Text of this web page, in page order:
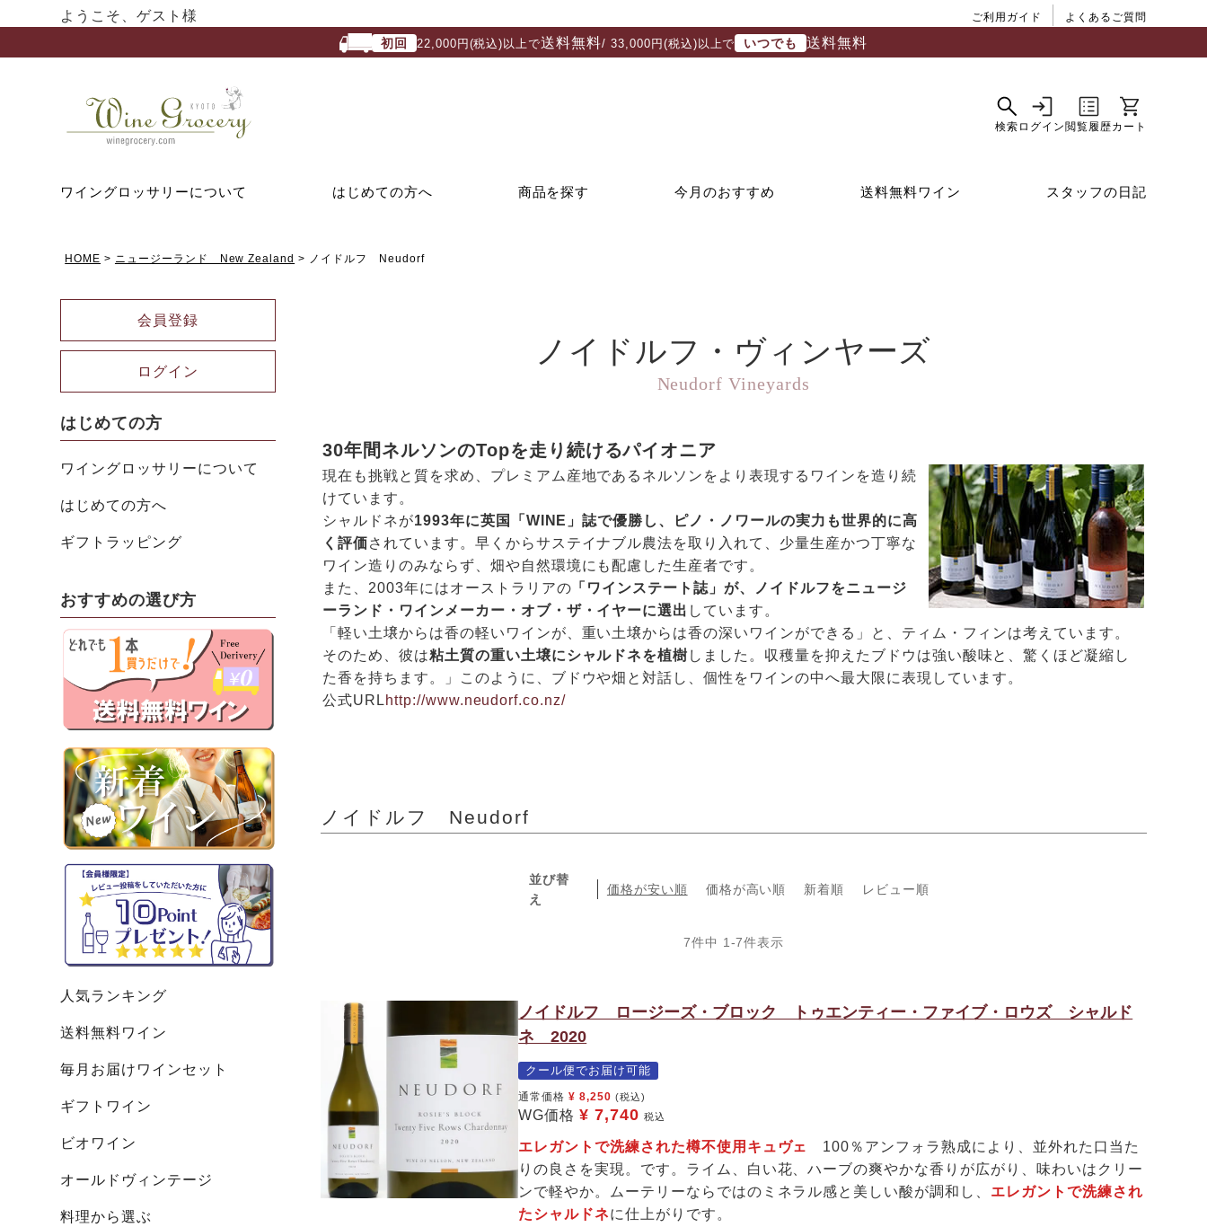
ようこそ、ゲスト様 ご利用ガイド よくあるご質問
初回 22,000円(税込)以上で送料無料/ 33,000円(税込)以上で いつでも 送料無料
ワイングロッサリーについて はじめての方へ 商品を探す 今月のおすすめ 送料無料ワイン スタッフの日記
HOME ニュージーランド New Zealand ノイドルフ Neudorf
会員登録
ログイン
はじめての方
ワイングロッサリーについて
はじめての方へ
ギフトラッピング
おすすめの選び方
人気ランキング
送料無料ワイン
毎月お届けワインセット
ギフトワイン
ビオワイン
オールドヴィンテージ
料理から選ぶ
ノイドルフ・ヴィンヤーズ
Neudorf Vineyards
30年間ネルソンのTopを走り続けるパイオニア
現在も挑戦と質を求め、プレミアム産地であるネルソンをより表現するワインを造り続
けています。
シャルドネが1993年に英国「WINE」誌で優勝し、ピノ・ノワールの実力も世界的に高
く評価されています。早くからサステイナブル農法を取り入れて、少量生産かつ丁寧な
ワイン造りのみならず、畑や自然環境にも配慮した生産者です。
また、2003年にはオーストラリアの 「ワインステート誌」が、ノイドルフをニュージ
ーランド・ワインメーカー・オブ・ザ・イヤーに選出 しています。
「軽い土壌からは香の軽いワインが、重い土壌からは香の深いワインができる」と、ティム・フィンは考えています。
そのため、彼は粘土質の重い土壌にシャルドネを植樹 しました。収穫量を抑えたブドウは強い酸味と、驚くほど凝縮し
た香を持ちます。」このように、ブドウや畑と対話し、個性をワインの中へ最大限に表現しています。
公式URL http://www.neudorf.co.nz/
ノイドルフ Neudorf
並び替
え
価格が安い順 価格が高い順 新着順 レビュー順
7件中 1 -7件表示
ノイドルフ ロージーズ・ブロック トゥエンティー・ファイブ・ロウズ シャルド
ネ 2020
クール便でお届け可能
通常価格 ¥ 8,250 (税込)
WG価格 ¥ 7,740 税込
エレガントで洗練された樽不使用キュヴェ
100％アンフォラ熟成により、並外れた口当た
りの良さを実現。です。ライム、白い花、ハーブの爽やかな香りが広がり、味わいはクリー
ンで軽やか。ムーテリーならではのミネラル感と美しい酸が調和し、 エレガントで洗練され
たシャルドネに仕上がりです。